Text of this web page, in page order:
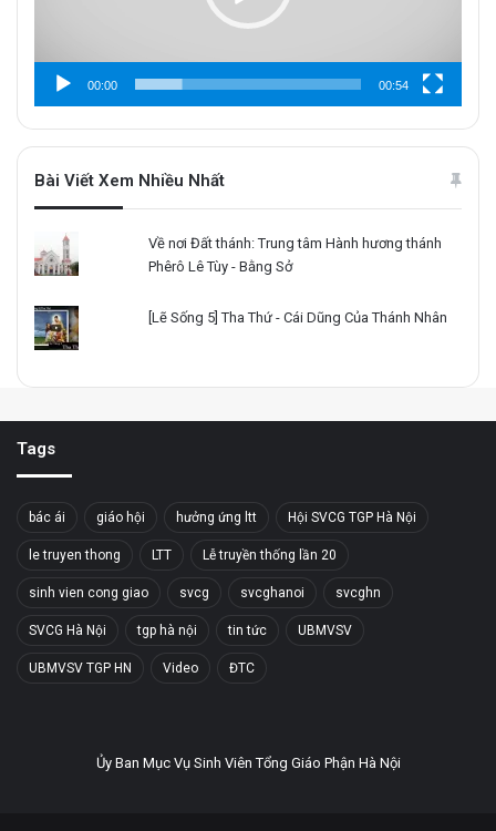
00:00 00:54
Bài Viết Xem Nhiều Nhất
Về nơi Đất thánh: Trung tâm Hành hương thánh
Phêrô Lê Tùy - Bằng Sở
[Lẽ Sống 5] Tha Thứ - Cái Dũng Của Thánh Nhân
Tags
bác ái giáo hội hưởng ứng ltt Hội SVCG TGP Hà Nội
le truyen thong LTT Lễ truyền thống lần 20
sinh vien cong giao svcg svcghanoi svcghn
SVCG Hà Nội tgp hà nội tin tức UBMVSV
UBMVSV TGP HN Video ĐTC
Ủy Ban Mục Vụ Sinh Viên Tổng Giáo Phận Hà Nội